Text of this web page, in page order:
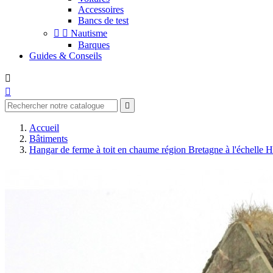
Accessoires
Bancs de test
  Nautisme
Barques
Guides & Conseils



Accueil
Bâtiments
Hangar de ferme à toit en chaume région Bretagne à l'échelle